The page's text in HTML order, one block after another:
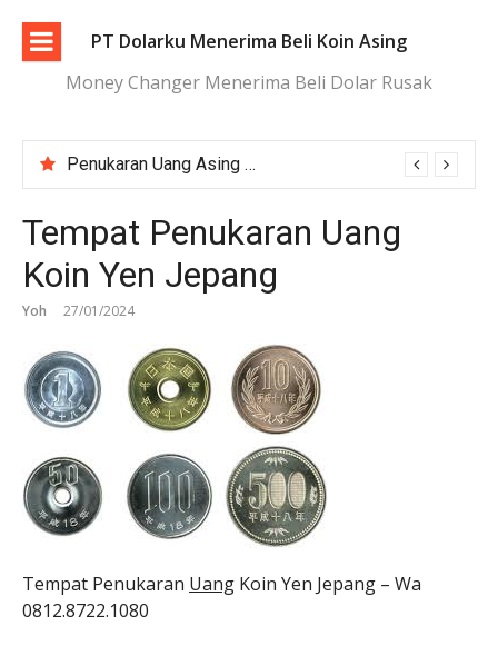
konten
PT Dolarku Menerima Beli Koin Asing
Money Changer Menerima Beli Dolar Rusak
Penukaran Uang Asing Jakarta Aman, Transparan, dan Terpercaya
Tukar Dolar Terdekat Jakarta dengan Proses Cepat dan Aman
Tempat Penukaran Uang
Koin Yen Jepang
Yoh 27/01/2024
Tempat Penukaran Uang Koin Yen Jepang – Wa
0812.8722.1080